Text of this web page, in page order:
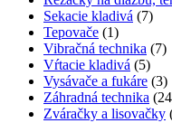
Sekacie kladivá (7)
Tepovače (1)
Vibračná technika (7)
Vŕtacie kladivá (5)
Vysávače a fukáre (3)
Záhradná technika
Zváračky a lisovačky